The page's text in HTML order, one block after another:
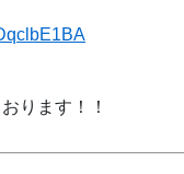
ります！！